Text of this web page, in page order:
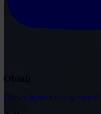
Články Judikatura Legislativa